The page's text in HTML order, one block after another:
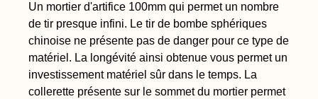
Un mortier d'artifice 100mm qui permet un nombre
de tir presque infini. Le tir de bombe sphériques
chinoise ne présente pas de danger pour ce type de
matériel. La longévité ainsi obtenue vous permet un
investissement matériel sûr dans le temps. La
collerette présente sur le sommet du mortier permet